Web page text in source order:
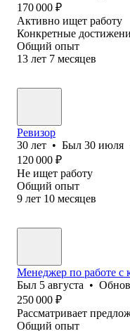
170 000 ₽
Активно ищет работу
Конкретные
Общий опыт
13 лет 7 месяцев
Ревизор
30 лет • Был 30 июля
120 000 ₽
Не ищет работу
Общий опыт
9 лет 10 месяцев
Менеджер по работе с
Был 5 августа •
250 000 ₽
Рассматривает
Общий опыт